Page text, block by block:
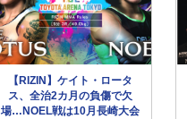
【RIZIN】ケイト・ロータ
ス、全治2カ月の負傷で欠
場…NOEL戦は10月長崎大会